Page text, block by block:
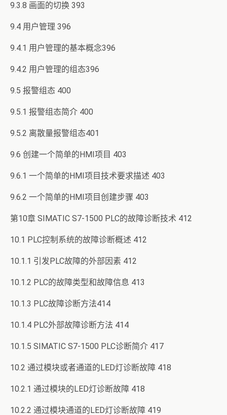
9.3.8 画面的切换 393
9.4 用户管理 396
9.4.1 用户管理的基本概念396
9.4.2 用户管理的组态396
9.5 报警组态 400
9.5.1 报警组态简介 400
9.5.2 离散量报警组态401
9.6 创建一个简单的HMI项目 403
9.6.1 一个简单的HMI项目技术要求描述 403
9.6.2 一个简单的HMI项目创建步骤 403
第10章 SIMATIC S7-1500 PLC的故障诊断技术 412
10.1 PLC控制系统的故障诊断概述 412
10.1.1 引发PLC故障的外部因素 412
10.1.2 PLC的故障类型和故障信息 413
10.1.3 PLC故障诊断方法414
10.1.4 PLC外部故障诊断方法 414
10.1.5 SIMATIC S7-1500 PLC诊断简介 417
10.2 通过模块或者通道的LED灯诊断故障 418
10.2.1 通过模块的LED灯诊断故障 418
10.2.2 通过模块通道的LED灯诊断故障 419